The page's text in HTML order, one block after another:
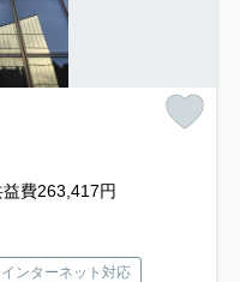
費263,417円
インターネット対応